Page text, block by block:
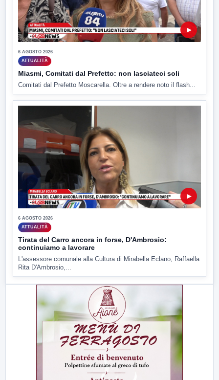
▶
6 AGOSTO 2026
ATTUALITÀ
Miasmi, Comitati dal Prefetto: non lasciateci soli
Comitati dal Prefetto Moscarella. Oltre a rendere noto il flash...
▶
6 AGOSTO 2026
ATTUALITÀ
Tirata del Carro ancora in forse, D'Ambrosio:
continuiamo a lavorare
L'assessore comunale alla Cultura di Mirabella Eclano, Raffaella
Rita D'Ambrosio,...